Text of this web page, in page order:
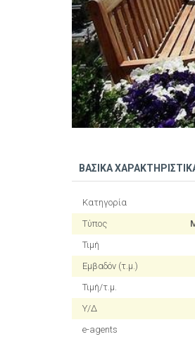
ΒΑΣΙΚΑ
Κατηγορία
Τύπος
Τιμή
Εμβαδόν (τ.μ.)
Τιμή/τ.μ.
Υ/Δ
e-agents